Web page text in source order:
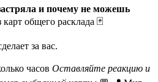
и почему не можешь
общего расклада 🃏
за вас.
часов Оставляйте реакцию и